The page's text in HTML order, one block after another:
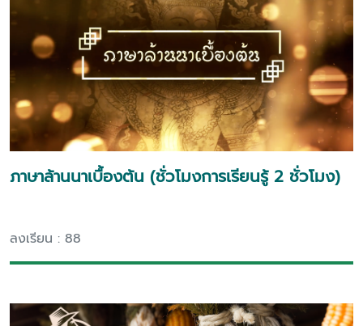
ภาษาล้านนาเบื้องต้น (ชั่วโมงการเรียนรู้ 2 ชั่วโมง)
ลงเรียน : 88